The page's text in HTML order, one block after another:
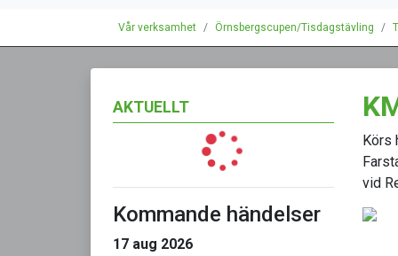
Vår verksamhet Örnsbergscupen/Tisdagstävling
AKTUELLT
Kommande händelser
17 aug 2026
Körs
vid